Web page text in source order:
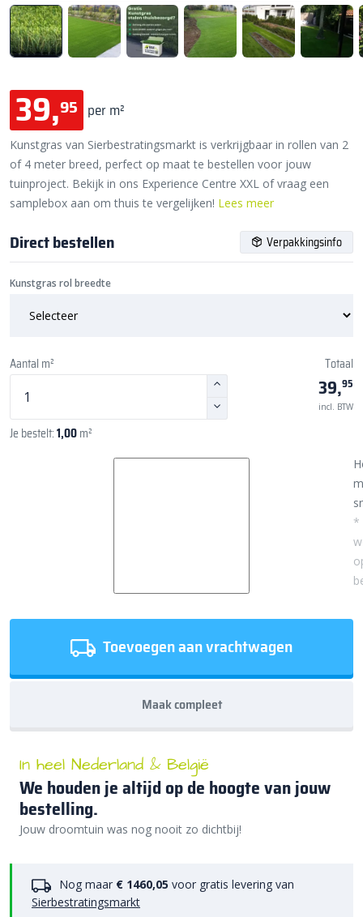
39,95 per m²
Kunstgras van Sierbestratingsmarkt is verkrijgbaar in rollen van 2
of 4 meter breed, perfect op maat te bestellen voor jouw
tuinproject. Bekijk in ons Experience Centre XXL of vraag een
samplebox aan om thuis te vergelijken! Lees meer
Direct bestellen Verpakkingsinfo
Kunstgras rol breedte
Aantal m²
Je bestelt:1,00m²
Totaal
39,95
incl. BTW
*
Toevoegen aan vrachtwagen
Maak compleet
In heel Nederland & België
We houden je altijd op de hoogte van jouw
bestelling.
Jouw droomtuin was nog nooit zo dichtbij!
Nog maar € 1460,05 voor gratis levering van
Sierbestratingsmarkt